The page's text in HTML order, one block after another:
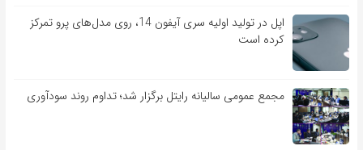
اپل در تولید اولیه سری آیفون 14، روی مدل‌های پرو تمرکز
کرده است
مجمع عمومی سالیانه رایتل برگزار شد؛ تداوم روند سودآوری